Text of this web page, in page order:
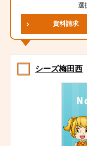
選
資料請求
シーズ梅田西